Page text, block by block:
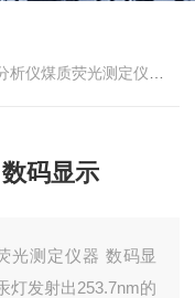
质荧光测定仪器 数码显示
码显示
光测定仪器 数码显
灯发射出253.7nm的